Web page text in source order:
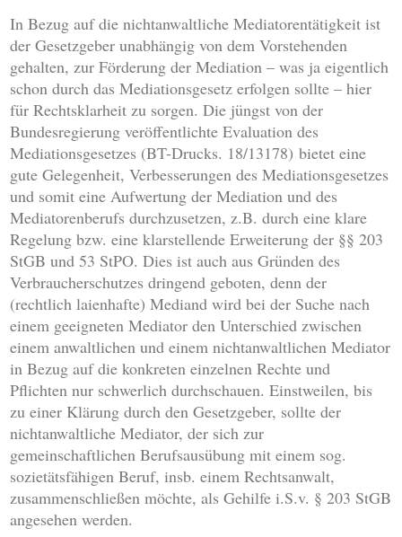
In Bezug auf die nichtanwaltliche Mediatorentätigkeit ist
der Gesetzgeber unabhängig von dem Vorstehenden
gehalten, zur Förderung der Mediation – was ja eigentlich
schon durch das Mediationsgesetz erfolgen sollte – hier
für Rechtsklarheit zu sorgen. Die jüngst von der
Bundesregierung veröffentlichte Evaluation des
Mediationsgesetzes (BT-Drucks. 18/13178) bietet eine
gute Gelegenheit, Verbesserungen des Mediationsgesetzes
und somit eine Aufwertung der Mediation und des
Mediatorenberufs durchzusetzen, z.B. durch eine klare
Regelung bzw. eine klarstellende Erweiterung der §§ 203
StGB und 53 StPO. Dies ist auch aus Gründen des
Verbraucherschutzes dringend geboten, denn der
(rechtlich laienhafte) Mediand wird bei der Suche nach
einem geeigneten Mediator den Unterschied zwischen
einem anwaltlichen und einem nichtanwaltlichen Mediator
in Bezug auf die konkreten einzelnen Rechte und
Pflichten nur schwerlich durchschauen. Einstweilen, bis
zu einer Klärung durch den Gesetzgeber, sollte der
nichtanwaltliche Mediator, der sich zur
gemeinschaftlichen Berufsausübung mit einem sog.
sozietätsfähigen Beruf, insb. einem Rechtsanwalt,
zusammenschließen möchte, als Gehilfe i.S.v. § 203 StGB
angesehen werden.